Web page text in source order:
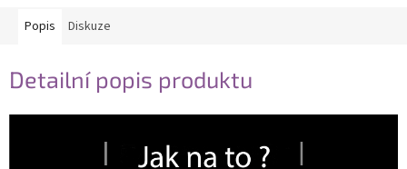
Popis Diskuze
Detailní popis produktu